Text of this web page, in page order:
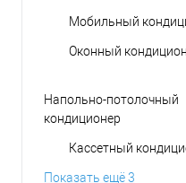
Мобильный
Оконный
Напольно-потолочный
кондиционер
Кассетный
Показать ещё 3